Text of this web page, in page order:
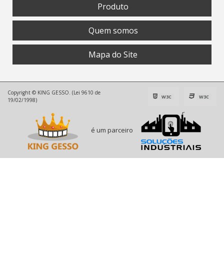
Produto
Quem somos
Mapa do Site
Copyright © KING GESSO. (Lei 9610 de
19/02/1998)
W3C W3C
é um parceiro